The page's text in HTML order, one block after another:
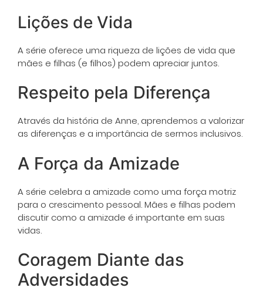
Lições de Vida
A série oferece uma riqueza de lições de vida que
mães e filhas (e filhos) podem apreciar juntos.
Respeito pela Diferença
Através da história de Anne, aprendemos a valorizar
as diferenças e a importância de sermos inclusivos.
A Força da Amizade
A série celebra a amizade como uma força motriz
para o crescimento pessoal. Mães e filhas podem
discutir como a amizade é importante em suas
vidas.
Coragem Diante das
Adversidades